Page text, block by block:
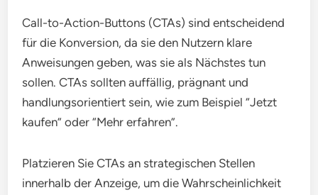
Call-to-Action-Buttons (CTAs) sind entscheidend
für die Konversion, da sie den Nutzern klare
Anweisungen geben, was sie als Nächstes tun
sollen. CTAs sollten auffällig, prägnant und
handlungsorientiert sein, wie zum Beispiel “Jetzt
kaufen” oder “Mehr erfahren”.
Platzieren Sie CTAs an strategischen Stellen
innerhalb der Anzeige, um die Wahrscheinlichkeit